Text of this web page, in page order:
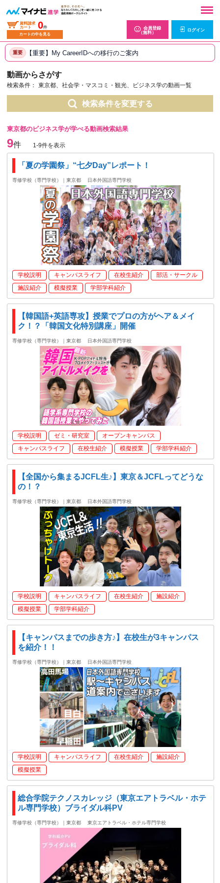
資料請求
カート
0件
カートの中を見る
会員登録
（無料）
ログイン
重要 【重要】My CareerIDへの移行のご案内
動画からさがす
検索条件： 東京都、社会学・マスコミ・観光、ビジネス学の動画一覧
検索条件を変更する
東京都のビジネス学が学べる動画検索結果
9件 1-9件を表示
「夏の学園祭」“七夕Day”レポート！
専修学校（専門学校）｜東京都 日本外国語専門学校
学校説明 キャンパスライフ 在校生紹介
部活・サークル
施設紹介
模擬授業 学部学科紹介
【韓国語+英語専攻】授業でプロの方がヘア＆メイ
ク！？「韓国文化特別講座」開催
専修学校（専門学校）｜東京都 日本外国語専門学校
学校説明 ゼミ・研究室
オープンキャンパス
キャンパスライフ
在校生紹介 模擬授業 学部学科紹介
【全国から集まるJCFL生♪】東京＆JCFLってどうな
の！？
専修学校（専門学校）｜東京都 日本外国語専門学校
学校説明 キャンパスライフ 在校生紹介
施設紹介
模擬授業
学部学科紹介
【キャンパスまでの歩き方♪】在校生が3キャンパス
を紹介！！
専修学校（専門学校）｜東京都 日本外国語専門学校
学校説明 キャンパスライフ 在校生紹介
施設紹介
模擬授業
総合学院テクノスカレッジ（東京エアトラベル・ホテ
ル専門学校）ブライダル科PV
専修学校（専門学校）｜東京都 東京エアトラベル・ホテル専門学校